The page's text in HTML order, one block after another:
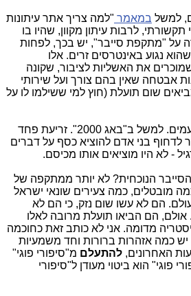
למשל במאמר "למה צריך אתר עיתונות
לרבות עיתון מקוון, שהיו בו
על "מתקפת סייבר", יש בכך, לפחות
נגוע באינטרסים זרים. אלו
את האשליות לציבור, שקונה
אבטחה שאין בהם צורך ועל שירותי
שום תועלת (חוץ למי ששילמו לו על
היינו בסרט הזה הרבה פעמים. למשל ב"באג 2000". זריעת פחד
לדחוף בני אדם להוציא כסף על דברים
- לא היו מוציאים אותו מכיסם.
הנוכחית? לא יותר ממתקפה של
מובטלים, כמה צעירים שונאי ישראל
הם לא עשו שום נזק, כי הם לא
אולם, הם הביאו תועלת מרובה לאלו
מדומה. אני לא כותב זאת כחוכמה
כמה אזהרות ברורות וחד משמעיות
האחרונים, להתעלם מ"סיפורי פוגי"
פוגי" הוא ביטוי מעודן ל"סיפורי